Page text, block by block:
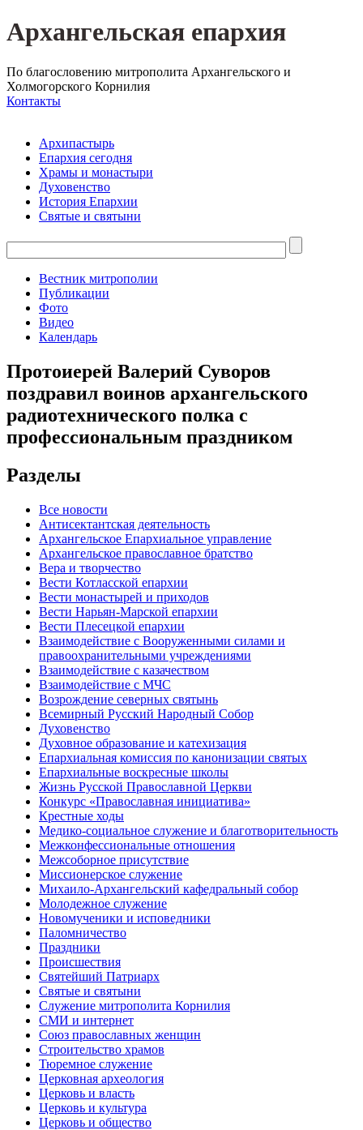
Архангельская епархия
По благословению митрополита Архангельского и
Холмогорского Корнилия
Контакты
Архипастырь
Епархия сегодня
Храмы и монастыри
Духовенство
История Епархии
Святые и святыни
Вестник митрополии
Публикации
Фото
Видео
Календарь
Протоиерей Валерий Суворов
поздравил воинов архангельского
радиотехнического полка с
профессиональным праздником
Разделы
Все новости
Антисектантская деятельность
Архангельское Епархиальное управление
Архангельское православное братство
Вера и творчество
Вести Котласской епархии
Вести монастырей и приходов
Вести Нарьян-Марской епархии
Вести Плесецкой епархии
Взаимодействие с Вооруженными силами и
правоохранительными учреждениями
Взаимодействие с казачеством
Взаимодействие с МЧС
Возрождение северных святынь
Всемирный Русский Народный Собор
Духовенство
Духовное образование и катехизация
Епархиальная комиссия по канонизации святых
Епархиальные воскресные школы
Жизнь Русской Православной Церкви
Конкурс «Православная инициатива»
Крестные ходы
Медико-социальное служение и благотворительность
Межконфессиональные отношения
Межсоборное присутствие
Миссионерское служение
Михаило-Архангельский кафедральный собор
Молодежное служение
Новомученики и исповедники
Паломничество
Праздники
Происшествия
Святейший Патриарх
Святые и святыни
Служение митрополита Корнилия
СМИ и интернет
Союз православных женщин
Строительство храмов
Тюремное служение
Церковная археология
Церковь и власть
Церковь и культура
Церковь и общество